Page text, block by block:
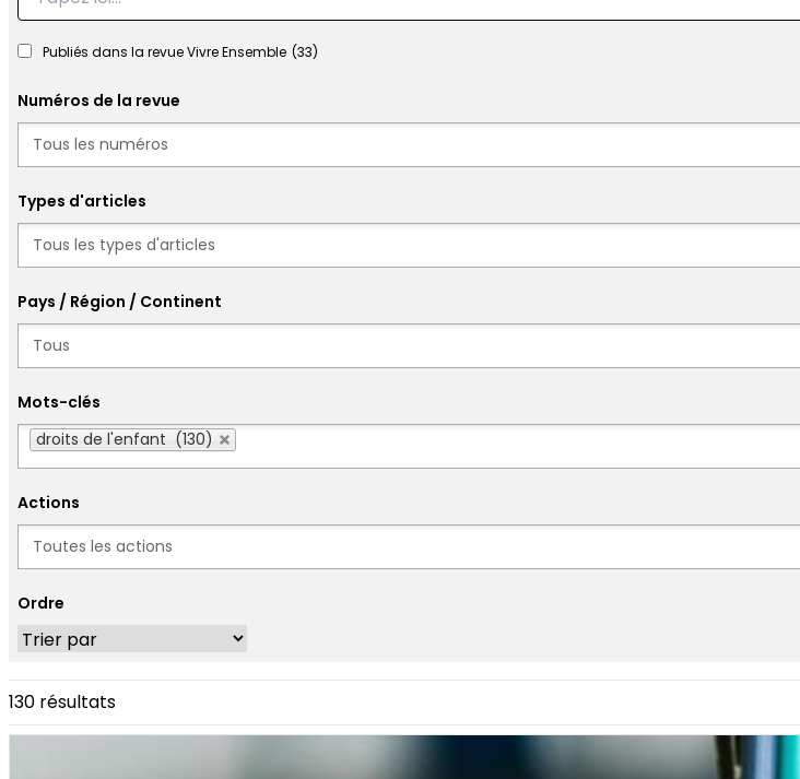
Publiés dans la revue Vivre Ensemble (33)
Numéros de la revue
Numéros
Types d'articles
Types d'articles
Pays / Région / Continent
Mots-clés
Mots-clés
droits de l'enfant (130)
Actions
Actions
Ordre
130 résultats